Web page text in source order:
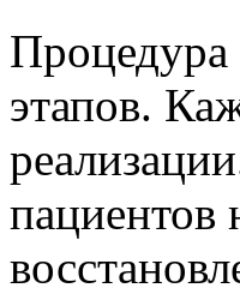
Процедура
этапов.
пациентов